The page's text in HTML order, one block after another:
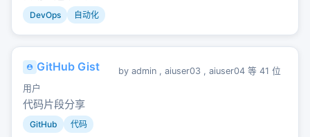
DevOps 自动化
GitHub Gist by admin , aiuser03 , aiuser04 等 41 位
用户
代码片段分享
GitHub 代码